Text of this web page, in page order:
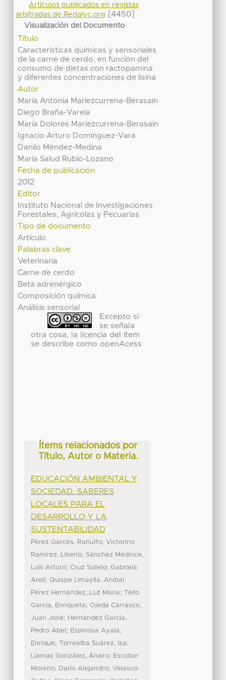
Artículos publicados en revistas
arbitradas de Redalyc.org
[4450]
Visualización del Documento
Título
Características químicas y sensoriales
de la carne de cerdo, en función del
consumo de dietas con ractopamina
y diferentes concentraciones de lisina
Autor
María Antonia Mariezcurrena-Berasain
Diego Braña-Varela
María Dolores Mariezcurrena-Berasain
Ignacio Arturo Domínguez-Vara
Danilo Méndez-Medina
María Salud Rubio-Lozano
Fecha de publicación
2012
Editor
Instituto Nacional de Investigaciones
Forestales, Agrícolas y Pecuarias
Tipo de documento
Artículo
Palabras clave
Veterinaria
Carne de cerdo
Beta adrenérgico
Composición química
Análisis sensorial
Excepto si
se señala
otra cosa, la licencia del ítem
se describe como openAcess
Ítems relacionados por
Título, Autor o Materia.
EDUCACIÓN AMBIENTAL Y
SOCIEDAD. SABERES
LOCALES PARA EL
DESARROLLO Y LA
SUSTENTABILIDAD
Pérez Garcés, Ranulfo; Victorino
Ramírez, Liberio; Sánchez Medince,
Luis Arturo; Cruz Sotelo, Gabriela
Areli; Quispe Limaylla, Aníbal ;
Pérez Hernández, Luz María;
Tello
García, Enriqueta; Ojeda Carrasco,
Juan José; Hernández García,
Pedro Abel ; Espinosa Ayala,
Enrique; Torrealba Suárez, Isa;
Llamas González, Álvaro; Escobar
Moreno, Darío Alejandro; Velasco